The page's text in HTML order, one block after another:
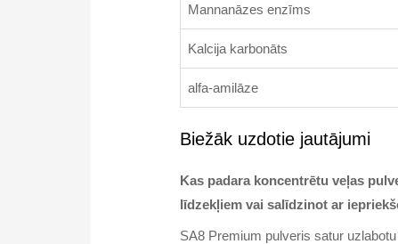
Mannanāzes enzīms
Kalcija karbonāts
alfa-amilāze
Biežāk uzdotie jautājumi
Kas padara koncentrētu veļas
līdzekļiem vai salīdzinot ar
SA8 Premium pulveris satur